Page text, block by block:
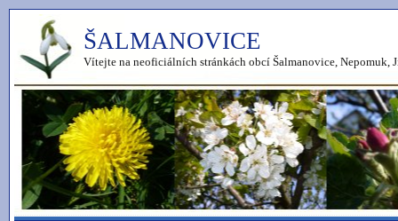
ŠALMANOVICE
Vítejte na neoficiálních stránkách obcí Šalmanovice, Nepomuk,